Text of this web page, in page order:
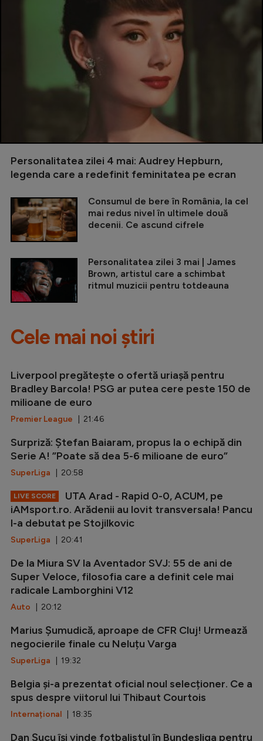
Personalitatea zilei 4 mai: Audrey Hepburn,
legenda care a redefinit feminitatea pe ecran
Consumul de bere în România, la cel
mai redus nivel în ultimele două
decenii. Ce ascund cifrele
Personalitatea zilei 3 mai | James
Brown, artistul care a schimbat
ritmul muzicii pentru totdeauna
Cele mai noi știri
Liverpool pregătește o ofertă uriașă pentru
Bradley Barcola! PSG ar putea cere peste 150 de
milioane de euro
Premier League | 21:46
Surpriză: Ștefan Baiaram, propus la o echipă din
Serie A! ”Poate să dea 5-6 milioane de euro”
SuperLiga | 20:58
LIVE SCORE
UTA Arad - Rapid 0-0, ACUM, pe
iAMsport.ro. Arădenii au lovit transversala! Pancu
l-a debutat pe Stojilkovic
SuperLiga | 20:41
De la Miura SV la Aventador SVJ: 55 de ani de
Super Veloce, filosofia care a definit cele mai
radicale Lamborghini V12
Auto | 20:12
Marius Șumudică, aproape de CFR Cluj! Urmează
negocierile finale cu Neluțu Varga
SuperLiga | 19:32
Belgia și-a prezentat oficial noul selecționer. Ce a
spus despre viitorul lui Thibaut Courtois
Internațional | 18:35
Dan Șucu își vinde fotbalistul în Bundesliga pentru